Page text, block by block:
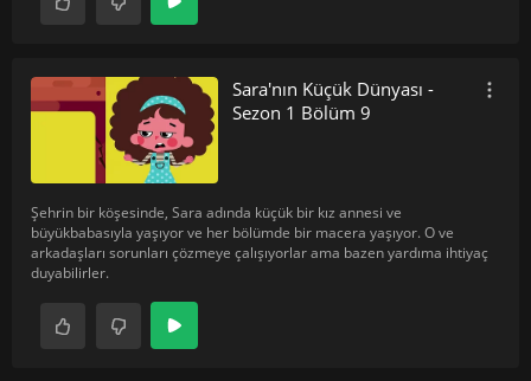
Sara'nın Küçük Dünyası -
Sezon 1 Bölüm 9
Şehrin bir köşesinde, Sara adında küçük bir kız annesi ve
büyükbabasıyla yaşıyor ve her bölümde bir macera yaşıyor. O ve
arkadaşları sorunları çözmeye çalışıyorlar ama bazen yardıma ihtiyaç
duyabilirler.